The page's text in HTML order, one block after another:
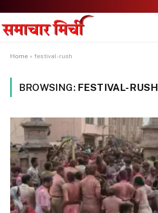
Home » festival-rush
BROWSING: FESTIVAL-RUSH